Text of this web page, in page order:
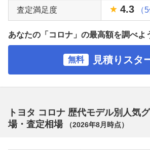
査定満足度 4.3 （
あなたの「コロナ」の最高額を調べよ
無料 見積りスタ
トヨタ コロナ 歴代モデル別人気
場・査定相場
（2026年8月 時点）